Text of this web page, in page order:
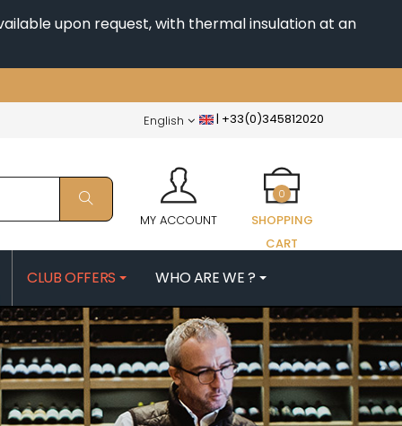
upon request, with thermal insulation at an
| +33(0)345812020
English
MY ACCOUNT
SHOPPING
CART
0
JB
MORIN NICOLAS
MOROT ALBERT
MORTET DENIS
MUGNERET-GIBOURG
MUGNIER JACQUES-FREDERIC
MUZARD LUCIEN
CLUB OFFERS WHO ARE WE ?